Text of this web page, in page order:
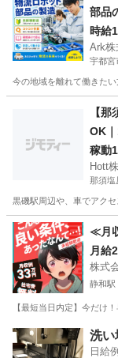
部品
時給
Ark株
宇都宮
今の地域を離れて働きた
【
OK
稼動
Hott
那須塩
黒磯駅周辺や、車でアク
栃木 那須塩原市≪月
月給
株式
静和駅
【最短当日内定】今だけ
栃木 栃木市 静
洗い
日給